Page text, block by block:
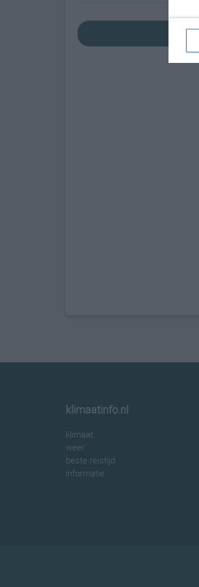
klimaatinfo.nl
klimaat
weer
beste reistijd
informatie